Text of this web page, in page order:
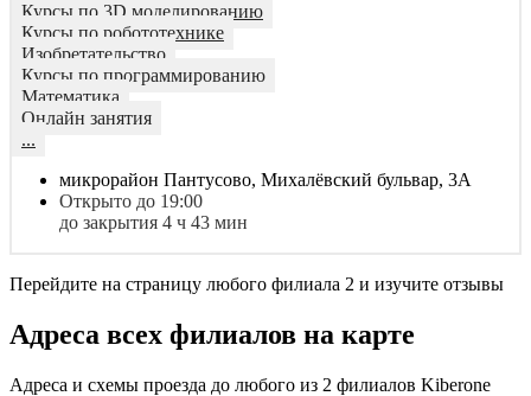
Курсы по 3D моделированию
Курсы по робототехнике
Изобретательство
Курсы по программированию
Математика
Онлайн занятия
...
микрорайон Пантусово, Михалёвский бульвар, 3А
Открыто до 19:00
до закрытия 4 ч 43 мин
Перейдите на страницу любого филиала 2 и изучите отзывы
Адреса всех филиалов на карте
Адреса и схемы проезда до любого из 2 филиалов Kiberone